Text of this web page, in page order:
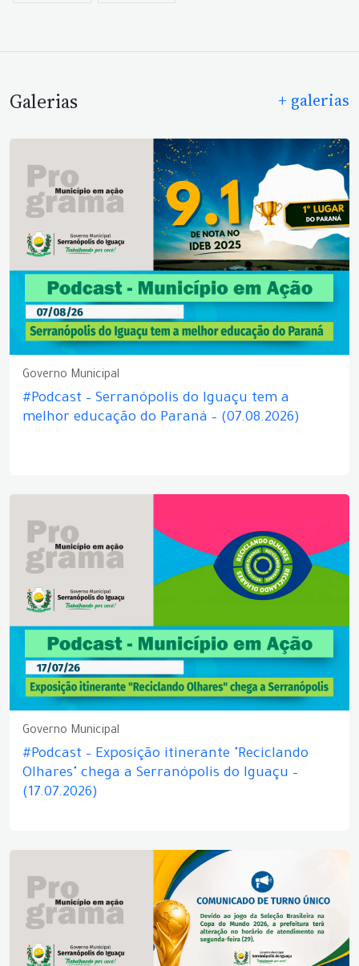
Galerias + galerias
Governo Municipal
#Podcast – Serranópolis do Iguaçu tem a
melhor educação do Paraná – (07.08.2026)
Governo Municipal
#Podcast – Exposição itinerante "Reciclando
Olhares" chega a Serranópolis do Iguaçu –
(17.07.2026)